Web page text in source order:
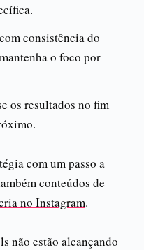
consistência do
o foco por
os resultados no fim
com um passo a
conteúdos de
no Instagram.
não estão alcançando